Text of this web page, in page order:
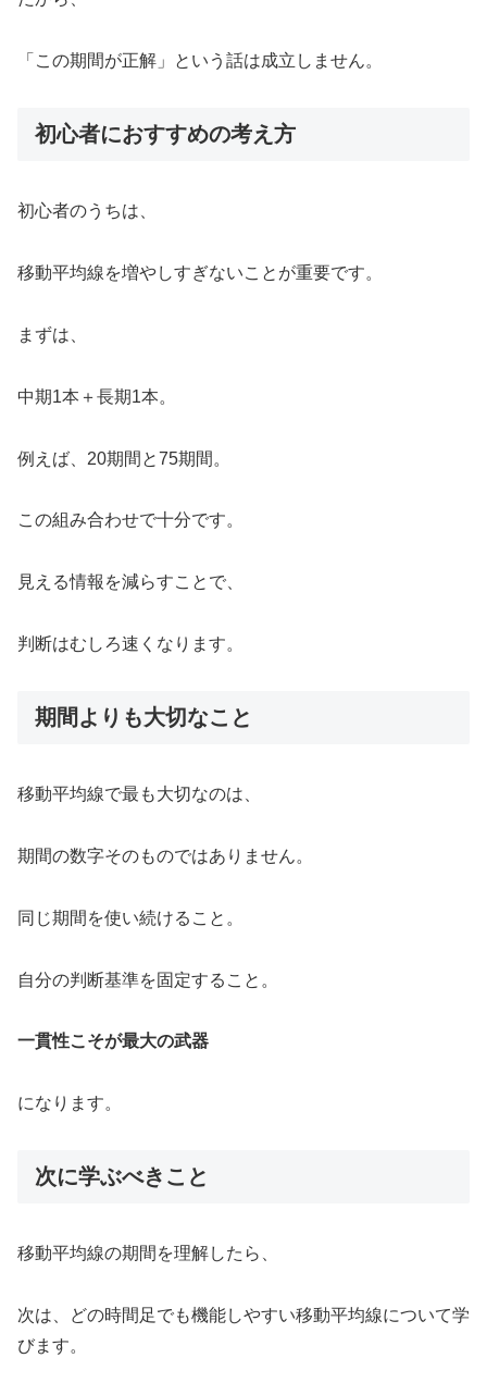
「この期間が正解」という話は成立しません。
初心者におすすめの考え方
初心者のうちは、
移動平均線を増やしすぎないことが重要です。
まずは、
中期1本＋長期1本。
例えば、20期間と75期間。
この組み合わせで十分です。
見える情報を減らすことで、
判断はむしろ速くなります。
期間よりも大切なこと
移動平均線で最も大切なのは、
期間の数字そのものではありません。
同じ期間を使い続けること。
自分の判断基準を固定すること。
一貫性こそが最大の武器
になります。
次に学ぶべきこと
移動平均線の期間を理解したら、
次は、どの時間足でも機能しやすい移動平均線について学
びます。